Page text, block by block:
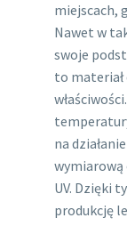
miejscach,
Nawet w
swoje
to
na
wymiarową
UV. Dzięki
produkcję